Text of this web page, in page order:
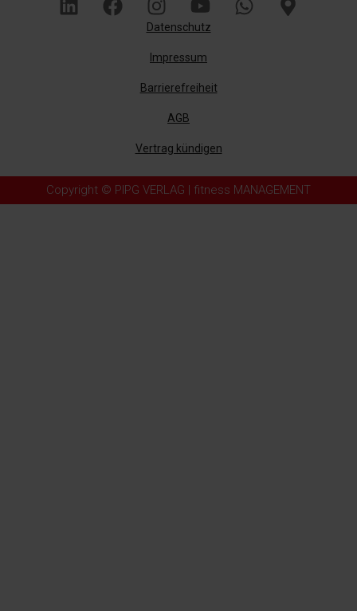
Datenschutz
Impressum
Barrierefreiheit
AGB
Vertrag kündigen
Copyright © PIPG VERLAG | fitness MANAGEMENT